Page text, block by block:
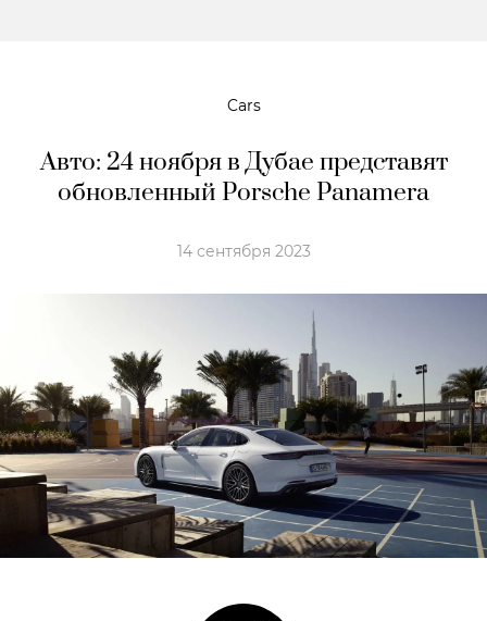
Cars
Авто: 24 ноября в Дубае представят
обновленный Porsche Panamera
14 сентября 2023